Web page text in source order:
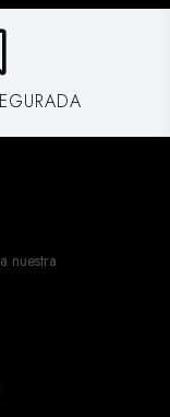
nuestra